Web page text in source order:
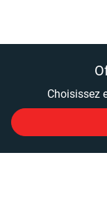
Choisissez